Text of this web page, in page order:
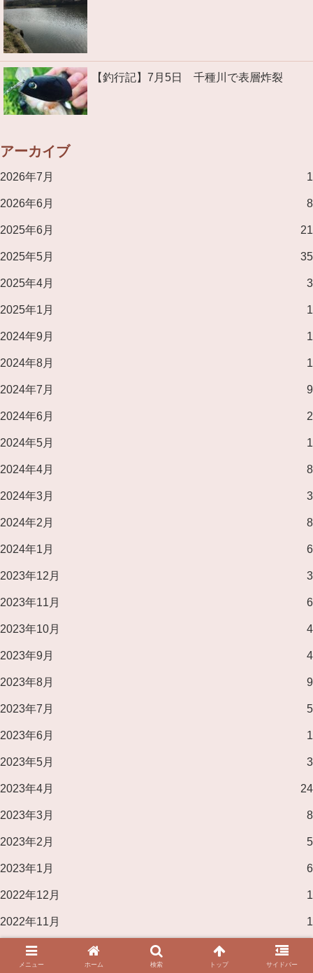
【釣行記】7月5日 千種川で表層炸裂
アーカイブ
2026年7月 1
2026年6月 8
2025年6月 21
2025年5月 35
2025年4月 3
2025年1月 1
2024年9月 1
2024年8月 1
2024年7月 9
2024年6月 2
2024年5月 1
2024年4月 8
2024年3月 3
2024年2月 8
2024年1月 6
2023年12月 3
2023年11月 6
2023年10月 4
2023年9月 4
2023年8月 9
2023年7月 5
2023年6月 1
2023年5月 3
2023年4月 24
2023年3月 8
2023年2月 5
2023年1月 6
2022年12月 1
2022年11月 1
2022年10月
メニュー ホーム 検索 トップ サイドバー